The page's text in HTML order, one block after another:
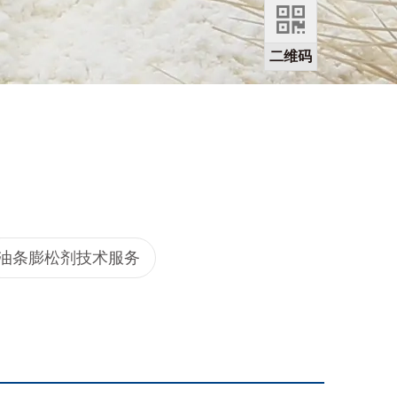
条膨松剂技术服务
二维码